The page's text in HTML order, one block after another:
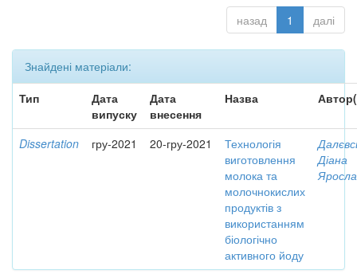
назад 1 далі
Знайдені матеріали:
Тип
Дата
випуску
Дата
внесення
Назва
Dissertation гру-2021 20-гру-2021
Технологія
виготовлення
молока та
молочнокислих
продуктів з
використанням
біологічно
активного йоду
Діана